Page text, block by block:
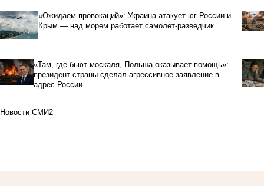
«Ожидаем провокаций»: Украина атакует юг России и
Крым — над морем работает самолет-разведчик
«Там, где бьют москаля, Польша оказывает помощь»:
президент страны сделал агрессивное заявление в
адрес России
Новости СМИ2